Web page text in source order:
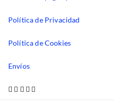
Política de Privacidad
Política de Cookies
Envíos